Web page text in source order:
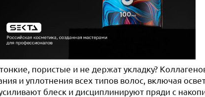
пористые и не держат укладку?
и уплотнения всех типов волос, включая
усиливают блеск и дисциплинируют пряди с